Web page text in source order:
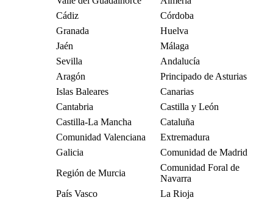
Cádiz
Córdoba
Granada
Huelva
Jaén
Málaga
Sevilla
Andalucía
Aragón
Principado de Asturias
Islas Baleares
Canarias
Cantabria
Castilla y León
Castilla-La Mancha
Cataluña
Comunidad Valenciana
Extremadura
Galicia
Comunidad de Madrid
Región de Murcia
Comunidad Foral de
Navarra
País Vasco
La Rioja